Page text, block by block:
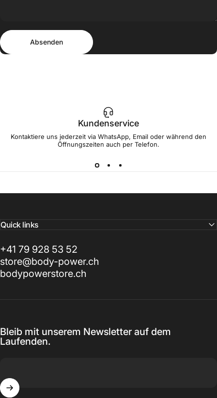
Absenden
Absenden
Kundenservice
Kontaktiere uns jederzeit via WhatsApp, Email oder während den
Öffnungszeiten auch per Telefon.
Quick links
+41 79 928 53 52
store@body-power.ch
bodypowerstore.ch
Bleib mit unserem Newsletter auf dem
Laufenden.